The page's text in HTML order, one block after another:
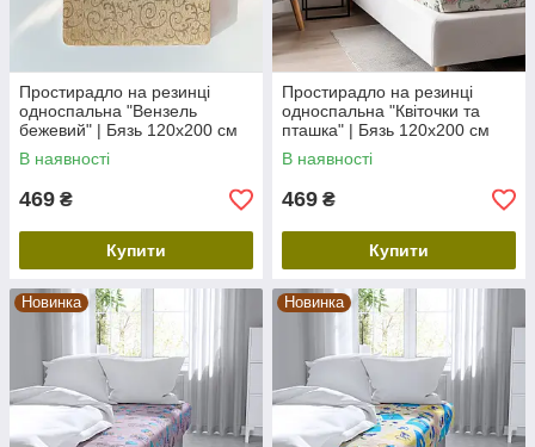
Простирадло на резинці
односпальна "Вензель
бежевий" | Бязь 120х200 см
В наявності
469 ₴
Купити
Простирадло на резинці
односпальна "Квіточки та
пташка" | Бязь 120х200 см
В наявності
469 ₴
Купити
Новинка Новинка